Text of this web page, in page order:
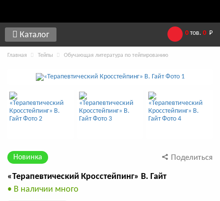
Каталог 0 тов. 0 Р
Главная Тейпы Обучающая литература по тейпированию
Новинка Поделиться
«Терапевтический Кросстейпинг» В. Гайт
• В наличии много